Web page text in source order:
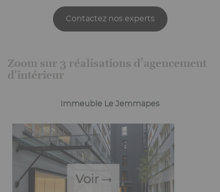
Contactez nos experts
Zoom sur 3 réalisations d’agencement
d'intérieur
Immeuble Le Jemmapes